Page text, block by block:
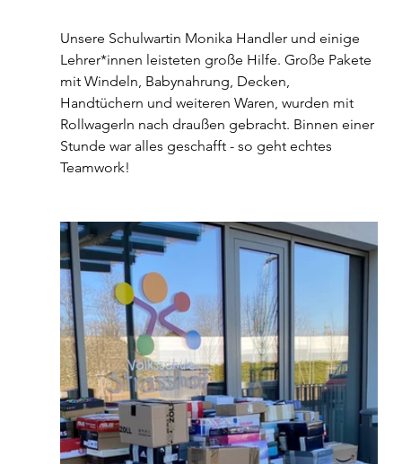
Unsere Schulwartin Monika Handler und einige
Lehrer*innen leisteten große Hilfe. Große Pakete
mit Windeln, Babynahrung, Decken,
Handtüchern und weiteren Waren, wurden mit
Rollwagerln nach draußen gebracht. Binnen einer
Stunde war alles geschafft - so geht echtes
Teamwork!